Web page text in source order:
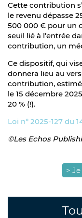
Cette contribution
le revenu dépasse
500 000 € pour un
seuil lié à l’entrée
contribution, un
Ce dispositif, qui
donnera lieu au
contribution,
le 15 décembre
20 % (!).
Loi n° 2025-127 du
©Les Echos
>